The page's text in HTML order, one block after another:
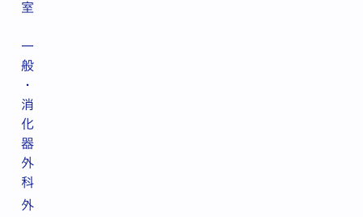
室
一
般
・
消
化
器
外
科
外